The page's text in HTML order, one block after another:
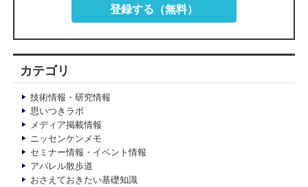
登録する（無料）
カテゴリ
技術情報・研究情報
思いつきラボ
メディア掲載情報
ニッセンケンメモ
セミナー情報・イベント情報
アパレル散歩道
おさえておきたい基礎知識